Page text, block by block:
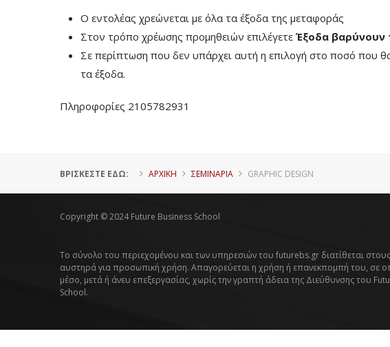
Ο εντολέας χρεώνεται με όλα τα έξοδα της μεταφοράς
Στον τρόπο χρέωσης προμηθειών επιλέγετε Έξοδα βαρύνουν
Σε περίπτωση που δεν υπάρχει αυτή η επιλογή στο ποσό που
τα έξοδα.
Πληροφορίες 2105782931
ΒΡΊΣΚΕΣΤΕ ΕΔΏ: ΑΡΧΙΚΗ ΣΕΜΙΝΑΡΙΑ GRAPHIC DESIGN
Copyright © 2024 Future Business School
Το σύνολο του περιεχομένου και των υπηρεσιών του futurebs.gr διατίθεται
αυστηρά για προσωπική χρήση. Απαγορεύεται η χρήση ή επανεκπομπή του, σε
μέσο, μετά ή άνευ επεξεργασίας, χωρίς την γραπτή άδεια της Διεύθυνσης του
School.